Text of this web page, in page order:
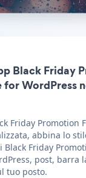
Black Friday
for WordPress
Friday Promotion
abbina lo
Friday
post, barra
tuo posto.